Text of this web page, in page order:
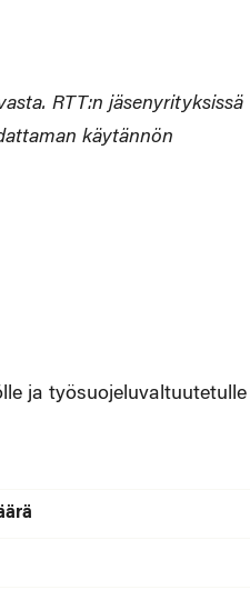
RTT:n jäsenyrityksissä
käytännön
ja työsuojeluvaltuutetulle